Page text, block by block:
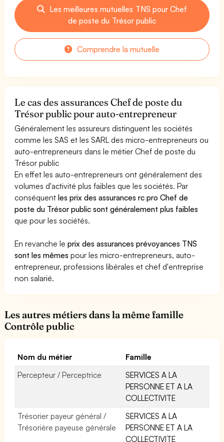
Les meilleures mutuelles TNS pour Chef
de poste du Trésor public
Comprendre la mutuelle
Le cas des assurances Chef de poste du
Trésor public pour auto-entrepreneur
Généralement les assureurs distinguent les sociétés
comme les SAS et les SARL des micro-entrepreneurs ou
auto-entrepreneurs dans le métier Chef de poste du
Trésor public
En effet les auto-entrepreneurs ont généralement des
volumes d'activité plus faibles que les sociétés. Par
conséquentles prix des assurances rc pro Chef de
poste du Trésor public sont généralement plus faibles
que pour les sociétés.
En revanche leprix des assurances prévoyances TNS
sont les mêmes pour les micro-entrepreneurs, auto-
entrepreneur, professions libérales et chef d'entreprise
non salarié.
Les autres métiers dans la même famille
Contrôle public
Nom du métier
Famille
Percepteur / Perceptrice
SERVICES A LA
PERSONNE ET A LA
COLLECTIVITE
Trésorier payeur général /
Trésorière payeuse générale
SERVICES A LA
PERSONNE ET A LA
COLLECTIVITE